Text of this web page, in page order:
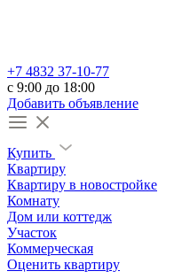
+7 4832 37-10-77
c 9:00 до 18:00
Добавить объявление
Купить
Квартиру
Квартиру в новостройке
Комнату
Дом или коттедж
Участок
Коммерческая
Оценить квартиру